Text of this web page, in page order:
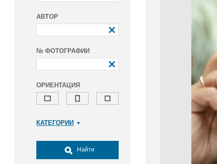
АВТОР
№ ФОТОГРАФИИ
ОРИЕНТАЦИЯ
КАТЕГОРИИ
Досуг, туризм и отдых
Культура
Найти